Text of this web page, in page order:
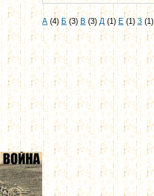
А(4)Б(3)В(3)Д (1)Е(1)З